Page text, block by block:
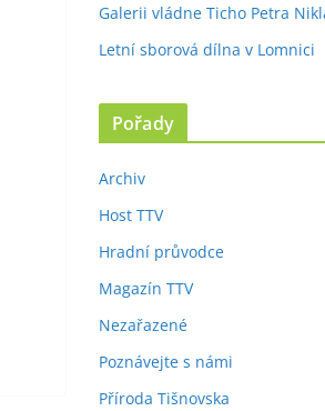
Galerii vládne Ticho Petra
Letní sborová dílna v Lomnici
Pořady
Archiv
Host TTV
Hradní průvodce
Magazín TTV
Nezařazené
Poznávejte s námi
Příroda Tišnovska